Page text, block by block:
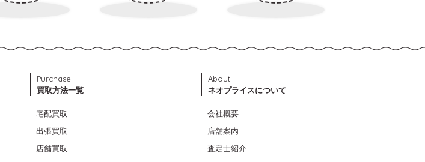
Purchase
買取方法一覧
宅配買取
出張買取
店舗買取
About
ネオプライスについて
会社概要
店舗案内
査定士紹介